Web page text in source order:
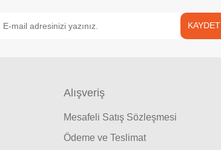
KAYDET
Alışveriş
Mesafeli Satış Sözleşmesi
Ödeme ve Teslimat